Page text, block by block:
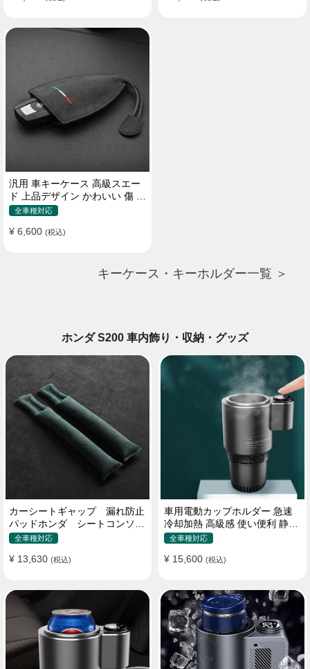
汎用 車キーケース 高級スエー
ド 上品デザイン かわいい 傷 汚
れ防止 高級 オシャレ キーホル
全車種対応
¥ 6,600 (税込)
キーケース・キーホルダー一覧 ＞
ホンダ S200 車内飾り・収納・グッズ
カーシートギャップ 漏れ防止
パッドホンダ シートコンソー
ル 隙間 クッション
全車種対応
¥ 13,630 (税込)
車用電動カップホルダー 急速
冷却加熱 高級感 使い便利 静音
収納 飲み物
全車種対応
¥ 15,600 (税込)